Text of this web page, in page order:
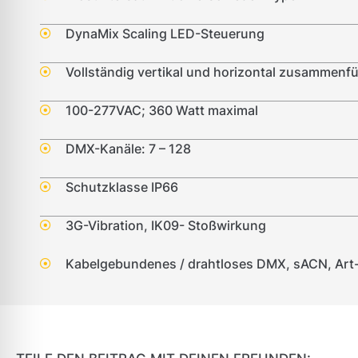
DynaMix Scaling LED-Steuerung
Vollständig vertikal und horizontal
100-277VAC; 360 Watt maximal
DMX-Kanäle: 7 – 128
Schutzklasse IP66
3G-Vibration, IK09- Stoßwirkung
Kabelgebundenes / drahtloses DMX, sACN,